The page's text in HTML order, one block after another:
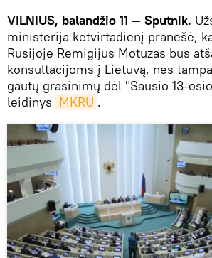
VILNIUS, balandžio 11 — Sputnik.
ministerija ketvirtadienį pranešė,
Rusijoje Remigijus Motuzas bus
konsultacijoms į Lietuvą, nes
gautų grasinimų dėl "Sausio 13-
leidinys MKRU .